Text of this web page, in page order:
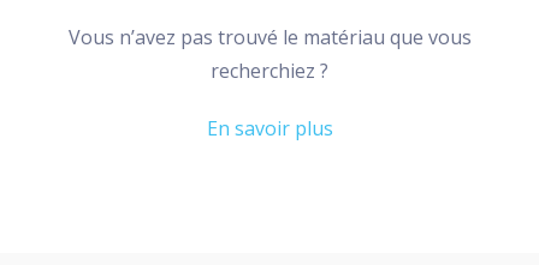
Vous n’avez pas trouvé le matériau que vous
recherchiez ?
En savoir plus